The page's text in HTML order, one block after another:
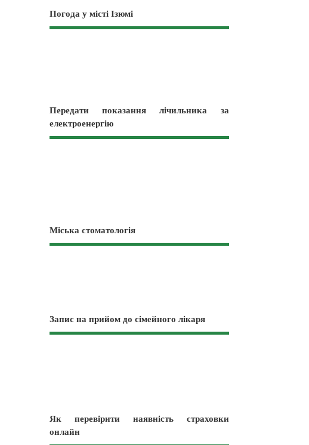
Погода у місті Ізюмі
Передати показання лічильника за
електроенергію
Міська стоматологія
Запис на прийом до сімейного лікаря
Як перевірити наявність страховки
онлайн